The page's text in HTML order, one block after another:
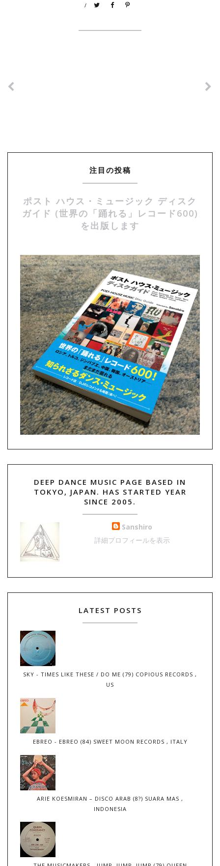
/
注目の投稿
ポスト ハウス・ミュージック ディスク
ガイド (世界の「踊れる」レコード600)
を出版します
DEEP DANCE MUSIC PAGE BASED IN
TOKYO, JAPAN. HAS STARTED YEAR
SINCE 2005.
Sanshiro
詳細プロフィールを表示
LATEST POSTS
SKY - TIMES LIKE THESE / DO ME (79) COPIOUS RECORDS ,
US
EBREO - EBREO (84) SWEET MOON RECORDS , ITALY
ARIE KOESMIRAN – DISCO ARAB (8?) SUARA MAS ,
INDONESIA